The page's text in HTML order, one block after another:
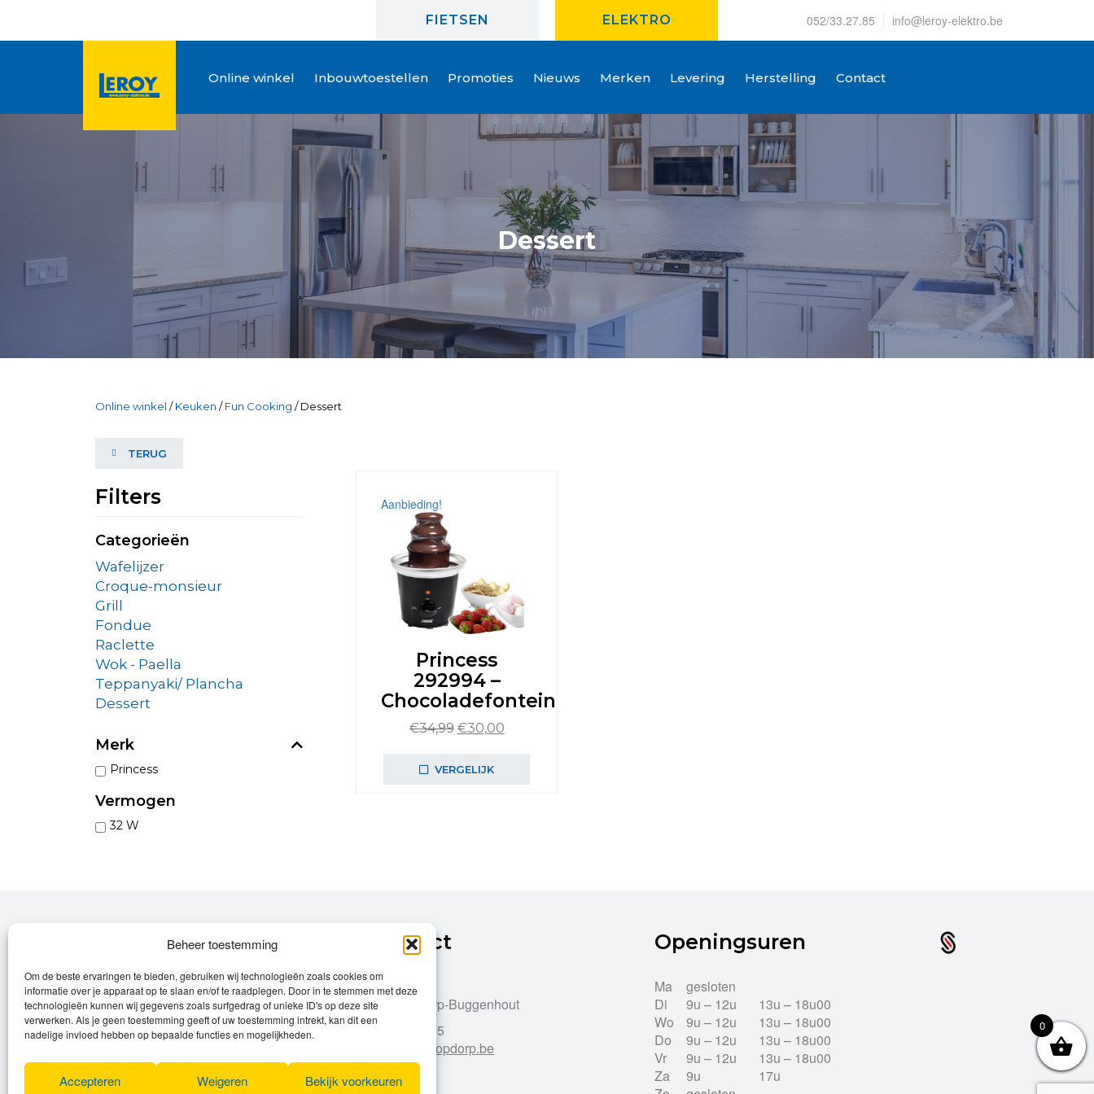
Beheer toestemming
Om de beste ervaringen te bieden, gebruiken wij technologieën zoals cookies om
informatie over je apparaat op te slaan en/of te raadplegen. Door in te stemmen met deze
technologieën kunnen wij gegevens zoals surfgedrag of unieke ID's op deze site
verwerken. Als je geen toestemming geeft of uw toestemming intrekt, kan dit een
nadelige invloed hebben op bepaalde functies en mogelijkheden.
Accepteren Weigeren Bekijk voorkeuren
FIETSEN ELEKTRO 052/33.27.85 info@leroy-elektro.be
Online winkel Inbouwtoestellen Promoties Nieuws Merken Levering Herstelling Contact
Dessert
Online winkel /Keuken /Fun Cooking / Dessert
TERUG
Filters
Categorieën
Wafelijzer
Croque-monsieur
Grill
Fondue
Raclette
Wok - Paella
Teppanyaki/ Plancha
Dessert
Merk
Princess
Vermogen
32 W
Aanbieding!
Princess
292994 –
Chocoladefontein
€34,99 Oorspronkelijke
was:
€30,00Huidige
VERGELIJK
Over Leroy
Leroy verzorgt de verkoop, het onderhoud
en eventuele herstellingen van
(elektrische) fietsen en elektro toestellen.
Algemene voorwaarden
Cookies
Contact
Dries 43
9255 Opdorp-Buggenhout
052/33.27.85
info@leroy-opdorp.be
Openingsuren
Ma
gesloten
Di
9u – 12u
13u – 18u00
Wo
9u – 12u
13u – 18u00
Do
9u – 12u
13u – 18u00
Vr
9u – 12u
13u – 18u00
Za
9u
17u
0